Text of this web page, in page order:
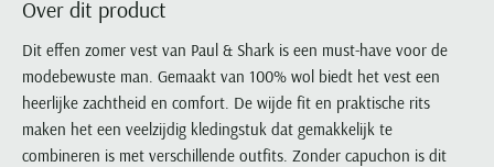
Portofino
Profuomo
R2
Seidensticker
State of Art
PME Legend
Polo Ralph Lauren
Portofino
Profuomo
State of Art
Polo Ralph Lauren
PME Legend
Portofino
Profuomo
State of Art
Pierre Cardin
PME Legend
Polo Ralph Lauren
Portofino
Replay
PME Legend
Polo Ralph Lauren
Portofino
Reset
State of Art
Tussenjassen
Bodywarmers
New Zealand
Olymp
Paul & Shark
Polo Ralph Lauren
PME Legend
Lacoste
Ledub
Lyle & Scott
Mac
Maerz
Over dit product
Dit effen zomer vest van Paul & Shark is een must-have voor de
modebewuste man. Gemaakt van 100% wol biedt het vest een
heerlijke zachtheid en comfort. De wijde fit en praktische rits
maken het een veelzijdig kledingstuk dat gemakkelijk te
combineren is met verschillende outfits. Zonder capuchon is dit